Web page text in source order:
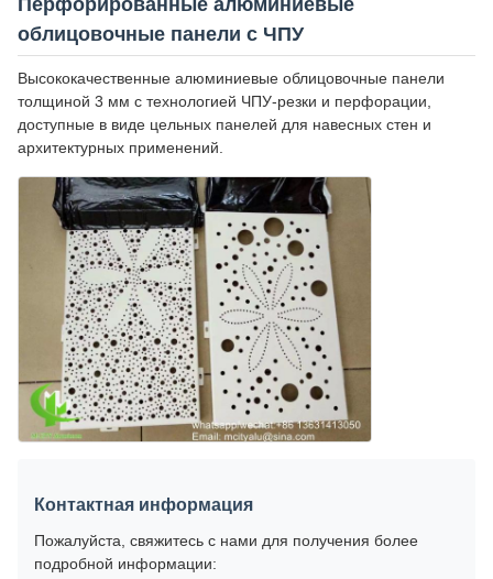
Перфорированные алюминиевые
облицовочные панели с ЧПУ
Высококачественные алюминиевые облицовочные панели
толщиной 3 мм с технологией ЧПУ-резки и перфорации,
доступные в виде цельных панелей для навесных стен и
архитектурных применений.
Контактная информация
Пожалуйста, свяжитесь с нами для получения более
подробной информации: